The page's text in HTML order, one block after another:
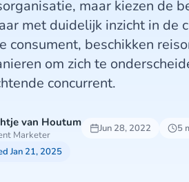
maar kiezen de
met duidelijk inzicht in de
consument, beschikken
om zich te
concurrent.
van Houtum
Marketer
Jun 28, 2022
5
Jan 21, 2025